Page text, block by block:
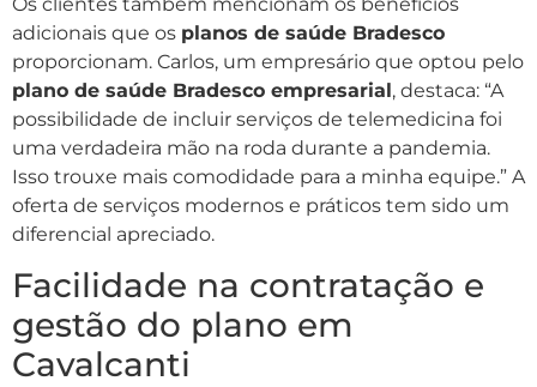
adicionais que os planos de saúde Bradesco
proporcionam. Carlos, um empresário que optou pelo
plano de saúde Bradesco empresarial, destaca: “A
possibilidade de incluir serviços de telemedicina foi
uma verdadeira mão na roda durante a pandemia.
Isso trouxe mais comodidade para a minha equipe.” A
oferta de serviços modernos e práticos tem sido um
diferencial apreciado.
Facilidade na contratação e
gestão do plano em
Cavalcanti